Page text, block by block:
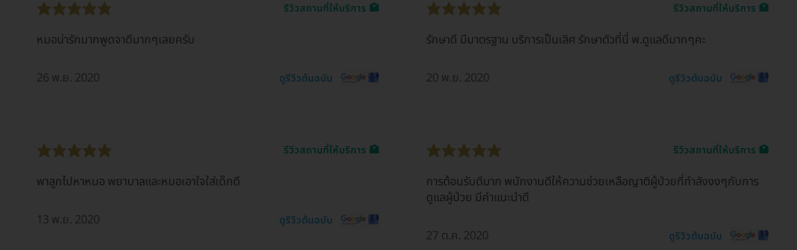
รีวิวสถานที่ให้บริการ 🏥
หมอน่ารักมากพูดจาดีมากๆเลยครับ
26 พ.ย. 2020 ดูรีวิวต้นฉบับ
รีวิวสถานที่ให้บริการ 🏥
รักษาดี มีมาตรฐาน บริการเป็นเลิศ รักษาตัวที่นี่ พ.ดูแลดีมากๆคะ
20 พ.ย. 2020 ดูรีวิวต้นฉบับ
รีวิวสถานที่ให้บริการ 🏥
พาลูกไปหาหมอ พยาบาลและหมอเอาใจใส่เด็กดี
13 พ.ย. 2020 ดูรีวิวต้นฉบับ
รีวิวสถานที่ให้บริการ 🏥
การต้อนรับดีมาก พนักงานดีให้ความช่วยเหลือญาติผู้ป่วยที่กำลังงงๆกับการ
ดูแลผู้ป่วย มีคำแนะนำดี
27 ต.ค. 2020 ดูรีวิวต้นฉบับ